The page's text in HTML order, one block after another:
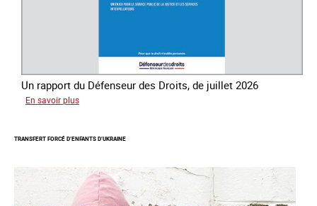
Un rapport du Défenseur des Droits, de juillet 2026
En savoir plus
les
victimes
de
traite
TRANSFERT FORCÉ D’ENFANTS D’UKRAINE